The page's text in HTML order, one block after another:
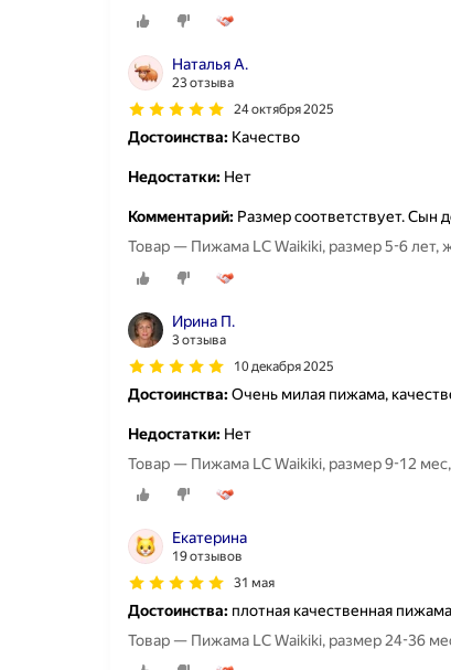
Наталья А.
23 отзыва
24 октября 2025
Достоинства: Качество
Недостатки: Нет
Комментарий: Размер соответствует. Сын
Товар — Пижама LC Waikiki, размер 5-6 лет,
Ирина П.
3 отзыва
10 декабря 2025
Достоинства:Очень милая пижама,
Недостатки: Нет
Товар — Пижама LC Waikiki, размер 9-12
Екатерина
19 отзывов
31 мая
Достоинства: плотная качественная
Товар — Пижама LC Waikiki, размер 24-36